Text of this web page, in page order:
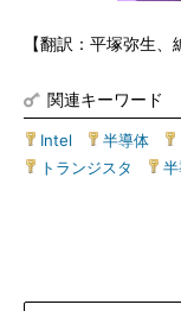
【翻訳：平塚弥生、
関連キーワード
Intel 半導体
トランジスタ